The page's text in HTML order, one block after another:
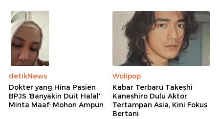
detikNews
Dokter yang Hina Pasien
BPJS 'Banyakin Duit Halal'
Minta Maaf: Mohon Ampun
Wolipop
Kabar Terbaru Takeshi
Kaneshiro Dulu Aktor
Tertampan Asia, Kini Fokus
Bertani